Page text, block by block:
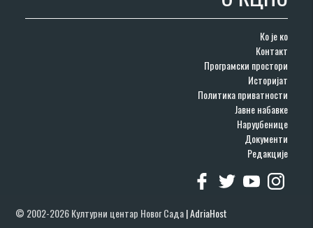
Ко је ко
Контакт
Програмски простори
Историјат
Политика приватности
Јавне набавке
Наруџбенице
Документи
Редакције
© 2002-2026 Културни центар Новог Сада|AdriaHost